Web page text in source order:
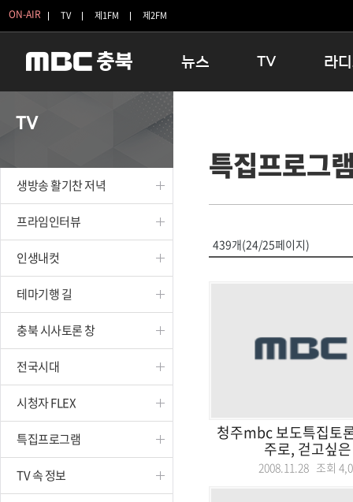
ON-AIR TV 제1FM 제2FM
뉴스
보은
옥천
TV
인생내컷
테마기행 길
시청자 FLEX
특집프로그램
라
16:00 완
우리 고
TV
생방송 활기찬 저녁
프라임인터뷰
인생내컷
테마기행 길
충북 시사토론 창
전국시대
시청자 FLEX
특집프로그램
TV 속 정보
특집프로그
439개(24/25페이지)
청주mbc 보도특집토
주로, 걷고싶
2008.11.28 조회